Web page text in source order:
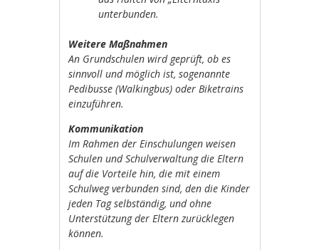
unterbunden.
Weitere Maßnahmen
An Grundschulen wird geprüft, ob es
sinnvoll und möglich ist, sogenannte
Pedibusse (Walkingbus) oder Biketrains
einzuführen.
Kommunikation
Im Rahmen der Einschulungen weisen
Schulen und Schulverwaltung die Eltern
auf die Vorteile hin, die mit einem
Schulweg verbunden sind, den die Kinder
jeden Tag selbständig, und ohne
Unterstützung der Eltern zurücklegen
können.